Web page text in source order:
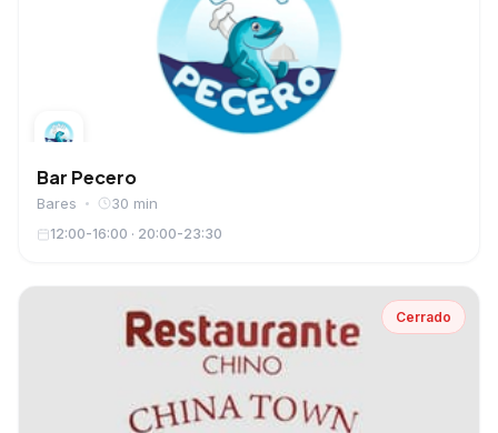
Bar Pecero
Bares 30 min
12:00-16:00 · 20:00-23:30
Cerrado